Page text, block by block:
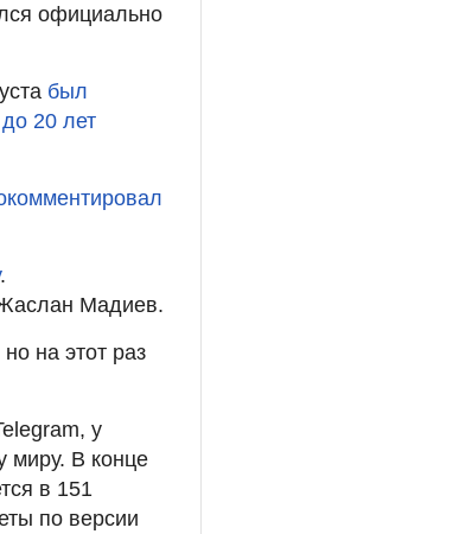
официально
был
до 20 лет
.
Мадиев.
на этот раз
у
миру. В конце
в 151
по версии